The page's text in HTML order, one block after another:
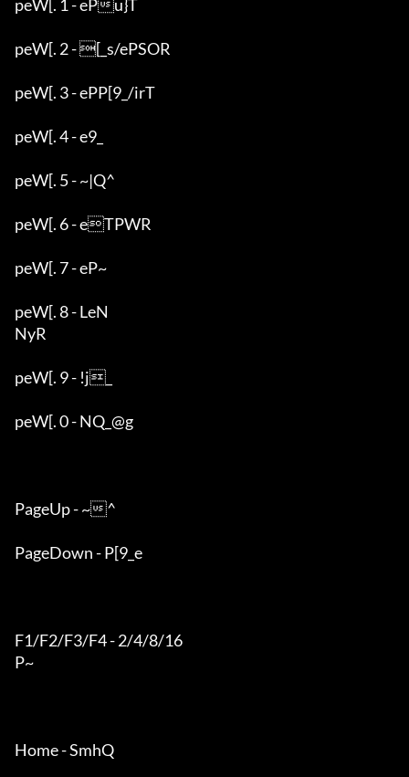
peW[. 1 - ePu}T
peW[. 2 - [_s/ePSOR
peW[. 3 - ePP[9_/irT
peW[. 4 - e9_
peW[. 5 - ~|Q^
peW[. 6 - eTPWR
peW[. 7 - eP~
peW[. 8 - LeN
NyR
peW[. 9 - !j_
peW[. 0 - NQ_@g
PageUp - ~^
PageDown - P[9_e
F1/F2/F3/F4 - 2/4/8/16
P~
Home - SmhQ